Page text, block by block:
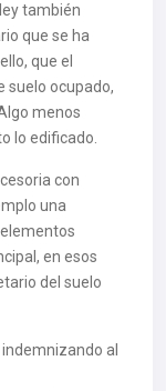
también
que se ha
que el
suelo ocupado,
menos
lo edificado.
con
una
en esos
del suelo
al